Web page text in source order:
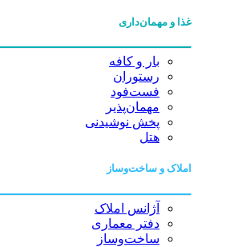
غذا و مهمان‌داری
بار و کافه
رستوران
فست‌فود
مهمان‌پذیر
پخش نوشیدنی
هتل
املاک و ساخت‌وساز
آژانس املاک
دفتر معماری
ساخت‌وساز